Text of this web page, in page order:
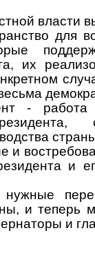
власти
для
их
- работа
и
и
нужные
и теперь
и